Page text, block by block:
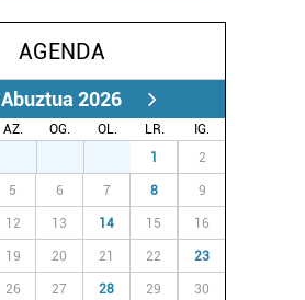
AGENDA
Abuztua 2026
AZ. OG. OL. LR.
IG.
1 2
5 6 7 8 9
12 13 14 15 16
19 20 21 22 23
26 27 28 29 30